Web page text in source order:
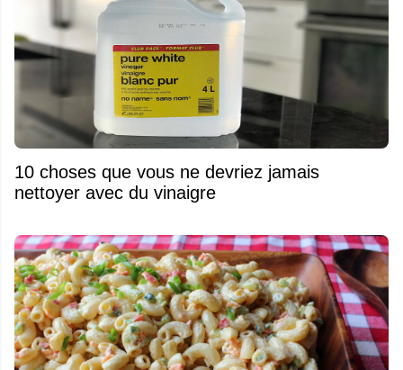
10 choses que vous ne devriez jamais
nettoyer avec du vinaigre